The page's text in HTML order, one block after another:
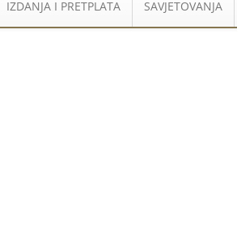
IZDANJA I PRETPLATA SAVJETOVANJA